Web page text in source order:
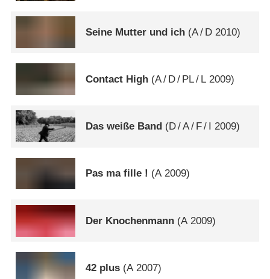
Seine Mutter und ich (A/ D 2010)
Contact High (A/ D/ PL/ L 2009)
Das weiße Band (D/A/ F/ 2009)
Pas ma fille ! (A2009)
Der Knochenmann (A 2009)
42 plus (A2007)